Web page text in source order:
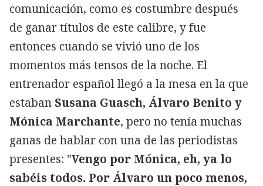
comunicación, como es costumbre después
de ganar títulos de este calibre, y fue
entonces cuando se vivió uno de los
momentos más tensos de la noche. El
entrenador español llegó a la mesa en la que
estabanSusana Guasch, Álvaro Benito y
Mónica Marchante, pero no tenía muchas
ganas de hablar con una de las periodistas
presentes: "Vengo por Mónica, eh, ya lo
sabéis todos. Por Álvaro un poco menos,